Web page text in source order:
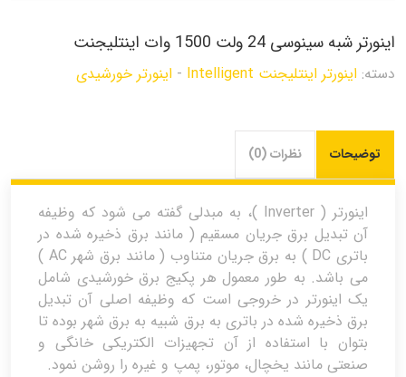
اینورتر شبه سینوسی 24 ولت 1500 وات اینتلیجنت
دسته: اینورتر اینتلیجنت Intelligent - اینورتر خورشیدی
توضیحات نظرات (0)
اینورتر ( Inverter )، به مبدلی گفته می شود که وظیفه
آن تبدیل برق جریان مسقیم ( مانند برق ذخیره شده در
باتری DC ) به برق جریان متناوب ( مانند برق شهر AC )
می باشد. به طور معمول هر پکیج برق خورشیدی شامل
یک اینورتر در خروجی است که وظیفه اصلی آن تبدیل
برق ذخیره شده در باتری به برق شبیه به برق شهر بوده تا
بتوان با استفاده از آن تجهیزات الکتریکی خانگی و
صنعتی مانند یخچال، موتور، پمپ و غیره را روشن نمود.